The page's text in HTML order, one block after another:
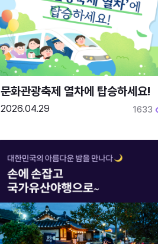
문화관광축제 열차에 탑승하세요!
2026.04.29 1633